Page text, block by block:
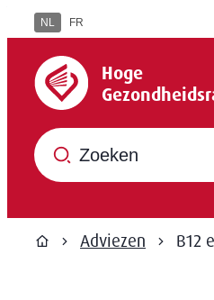
Naar inhoud
NL FR
Hoge Gezondheidsraad
Hoge
Waar ben je naar op
Startpagina
Adviezen B12